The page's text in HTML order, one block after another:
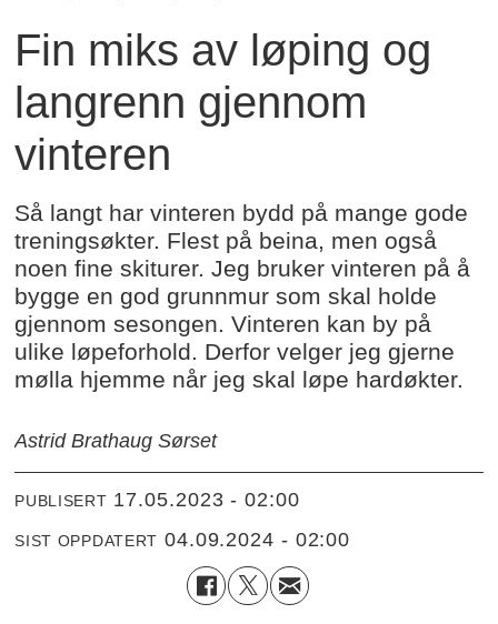
Fin miks av løping og
langrenn gjennom
vinteren
Så langt har vinteren bydd på mange gode
treningsøkter. Flest på beina, men også
noen fine skiturer. Jeg bruker vinteren på å
bygge en god grunnmur som skal holde
gjennom sesongen. Vinteren kan by på
ulike løpeforhold. Derfor velger jeg gjerne
mølla hjemme når jeg skal løpe hardøkter.
Astrid Brathaug Sørset
PUBLISERT 17.05.2023 - 02:00
SIST OPPDATERT 04.09.2024 - 02:00